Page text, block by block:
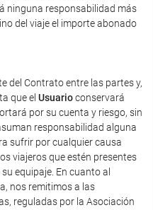
ninguna responsabilidad más
del viaje el importe abonado
del Contrato entre las partes y,
que el Usuarioconservará
por su cuenta y riesgo, sin
responsabilidad alguna
sufrir por cualquier causa
viajeros que estén presentes
equipaje. En cuanto al
nos remitimos a las
reguladas por la Asociación